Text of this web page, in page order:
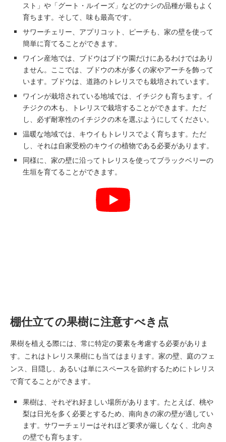
スト」や「グート・ルイーズ」などのナシの品種が最もよく
育ちます。そして、味も最高です。
サワーチェリー、アプリコット、ピーチも、家の壁を使って
簡単に育てることができます。
ワイン産地では、ブドウはブドウ園だけにあるわけではあり
ません。ここでは、ブドウの木が多くの家やアーチを飾って
います。ブドウは、道路のトレリスでも栽培されています。
ワインが栽培されている地域では、イチジクも育ちます。イ
チジクの木も、トレリスで栽培することができます。ただ
し、必ず耐寒性のイチジクの木を選ぶようにしてください。
温暖な地域では、キウイもトレリスでよく育ちます。ただ
し、それは自家受粉のキウイの植物である必要があります。
同様に、家の壁に沿ってトレリスを使ってブラックベリーの
生垣を育てることができます。
棚仕立ての果樹に注意すべき点
果樹を植える際には、常に特定の要素を考慮する必要がありま
す。これはトレリス果樹にも当てはまります。家の壁、庭のフェ
ンス、目隠し、あるいは単にスペースを節約するためにトレリス
で育てることができます。
果樹は、それぞれ好ましい場所があります。たとえば、桃や
梨は日光を多く必要とするため、南向きの家の壁が適してい
ます。サワーチェリーはそれほど要求が厳しくなく、北向き
の壁でも育ちます。